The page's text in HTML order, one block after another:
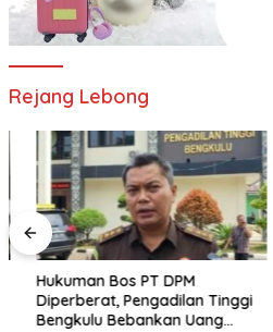
Rejang Lebong
Hukuman Bos PT DPM
Diperberat, Pengadilan Tinggi
Bengkulu Bebankan Uang